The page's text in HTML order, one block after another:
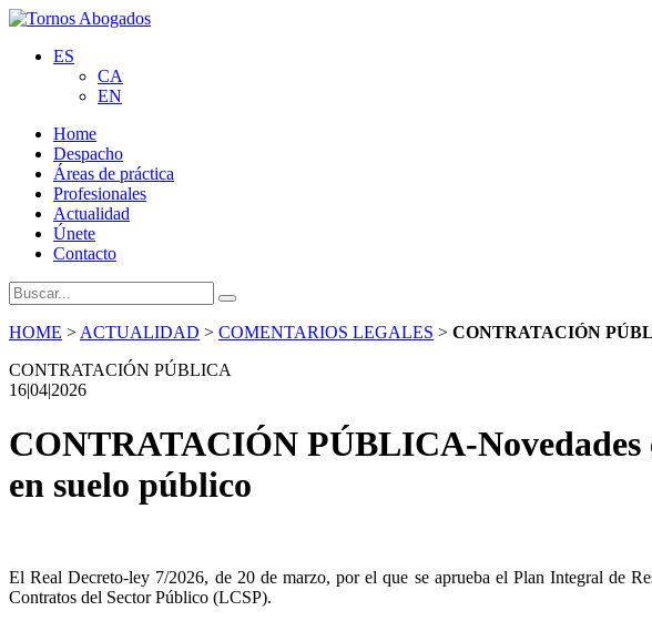
ES
CA
EN
Home
Despacho
Áreas de práctica
Profesionales
Actualidad
Únete
Contacto
HOME > ACTUALIDAD > COMENTARIOS LEGALES > CONTRATACIÓN
CONTRATACIÓN PÚBLICA
16|04|2026
CONTRATACIÓN PÚBLICA-Novedades
en suelo público
El Real Decreto-ley 7/2026, de 20 de marzo, por el que se aprueba el Plan Integral de
Contratos del Sector Público (LCSP).